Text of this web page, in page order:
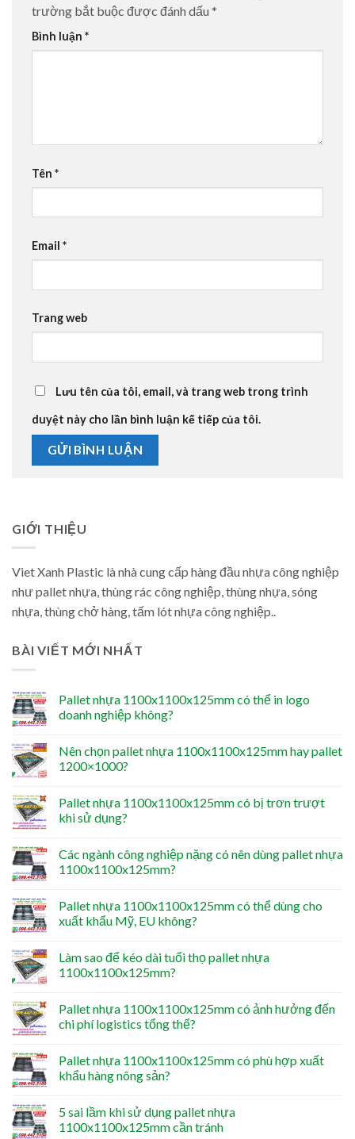
trường bắt buộc được đánh dấu *
Bình luận *
Tên *
Email *
Trang web
Lưu tên của tôi, email, và trang web trong trình
duyệt này cho lần bình luận kế tiếp của tôi.
GIỚI THIỆU
Viet Xanh Plastic là nhà cung cấp hàng đầu nhựa công nghiệp
như pallet nhựa, thùng rác công nghiệp, thùng nhựa, sóng
nhựa, thùng chở hàng, tấm lót nhựa công nghiệp..
BÀI VIẾT MỚI NHẤT
Pallet nhựa 1100x1100x125mm có thể in logo
doanh nghiệp không?
Nên chọn pallet nhựa 1100x1100x125mm hay pallet
1200×1000?
Pallet nhựa 1100x1100x125mm có bị trơn trượt
khi sử dụng?
Các ngành công nghiệp nặng có nên dùng pallet nhựa
1100x1100x125mm?
Pallet nhựa 1100x1100x125mm có thể dùng cho
xuất khẩu Mỹ, EU không?
Làm sao để kéo dài tuổi thọ pallet nhựa
1100x1100x125mm?
Pallet nhựa 1100x1100x125mm có ảnh hưởng đến
chi phí logistics tổng thể?
Pallet nhựa 1100x1100x125mm có phù hợp xuất
khẩu hàng nông sản?
5 sai lầm khi sử dụng pallet nhựa
1100x1100x125mm cần tránh